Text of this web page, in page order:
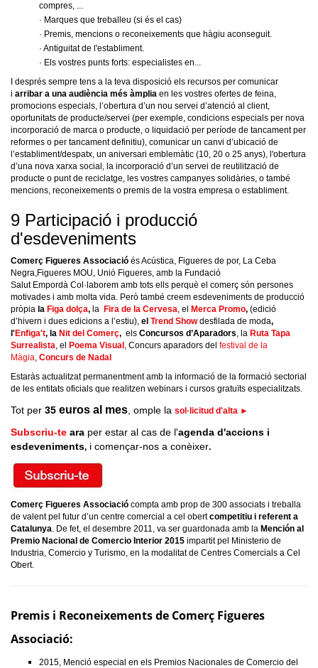
compres, ...
· Marques que treballeu (si és el cas)
· Premis, mencions o reconeixements que hàgiu aconseguit.
· Antiguitat de l'establiment.
· Els vostres punts forts: especialistes en...
I després sempre tens a la teva disposició els recursos per comunicar
i arribar a una audiència més àmplia en les vostres ofertes de feina,
promocions especials, l’obertura d’un nou servei d’atenció al client,
oportunitats de producte/servei (per exemple, condicions especials per nova
incorporació de marca o producte, o liquidació per període de tancament per
reformes o per tancament definitiu), comunicar un canvi d’ubicació de
l’establiment/despatx, un aniversari emblemàtic (10, 20 o 25 anys), l'obertura
d’una nova xarxa social, la incorporació d’un servei de reutilització de
producte o punt de reciclatge, les vostres campanyes solidàries, o també
mencions, reconeixements o premis de la vostra empresa o establiment.
9 Participació i producció
d'esdeveniments
Comerç Figueres Associació és Acústica, Figueres de por, La Ceba
Negra,Figueres MOU, Unió Figueres, amb la Fundació
Salut Empordà Col·laborem amb tots ells perquè el comerç són persones
motivades i amb molta vida. Però també creem esdeveniments de producció
pròpia la Figa dolça, la Fira de la Cervesa, el Merca Promo, (edició
d’hivern i dues edicions a l’estiu), el Trend Showdesfilada de moda,
l'Enfiga't, la Nit del Comerç, els Concursos d’Aparadors, la Ruta Tapa
Surrealista, el Poema Visual , Concurs aparadors del festival de la
Màgia, Concurs de Nadal
Estaràs actualitzat permanentment amb la informació de la formació sectorial
de les entitats oficials que realitzen webinars i cursos gratuïts especialitzats.
Tot per 35 euros al mes , omple la sol·licitud d'alta ►
Subscriu-te ara per estar al cas de l'agenda d'accions i
esdeveniments, i començar-nos a conèixer.
Comerç Figueres Associació compta amb prop de 300 associats i treballa
de valent pel futur d’un centre comercial a cel obertcompetitiu i referent a
Catalunya. De fet, el desembre 2011, va ser guardonada amb la Mención al
Premio Nacional de Comercio Interior 2015 impartit pel Ministerio de
Industria, Comercio y Turismo, en la modalitat de Centres Comercials a Cel
Obert.
Premis i Reconeixements de Comerç Figueres
Associació:
2015, Menció especial en els Premios Nacionales de Comercio del